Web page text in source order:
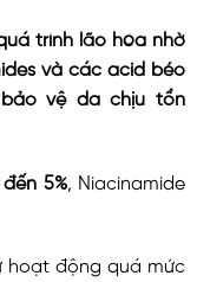
trình lão hóa nhờ
và các acid béo
vệ da chịu tổn
đến 5%, Niacinamide
hoạt động quá mức